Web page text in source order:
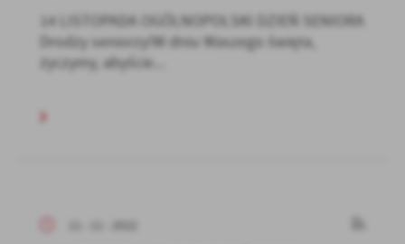
14 LISTOPADA OGÓLNOPOLSKI DZIEŃ SENIORA
Drodzy seniorzy!W dniu Waszego święta,
życzymy, abyście...